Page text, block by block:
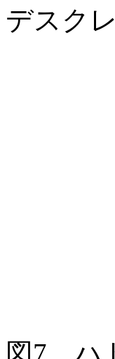
デスク
図7 ハ